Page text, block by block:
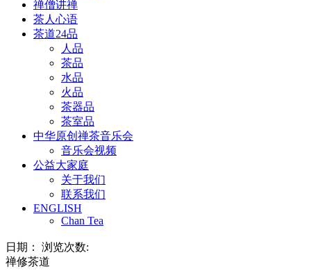
禅僧讲禅
茶人心语
茶道24品
人品
茶品
水品
火品
茶器品
茶室品
中华原创禅茶音乐会
音乐会视频
公益大家庭
关于我们
联系我们
ENGLISH
Chan Tea
日期： 浏览次数:
禅修茶道